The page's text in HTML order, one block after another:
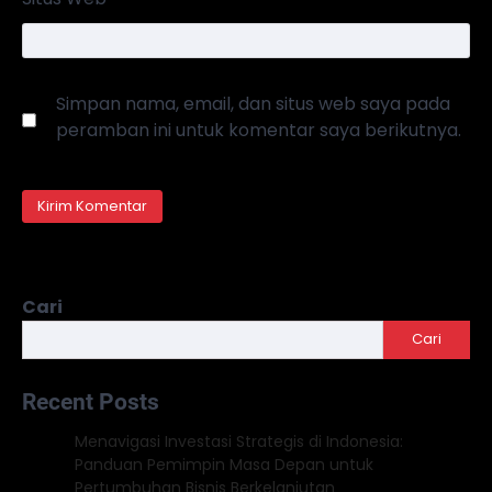
Simpan nama, email, dan situs web saya pada
peramban ini untuk komentar saya berikutnya.
Cari
Cari
Recent Posts
Menavigasi Investasi Strategis di Indonesia:
Panduan Pemimpin Masa Depan untuk
Pertumbuhan Bisnis Berkelanjutan